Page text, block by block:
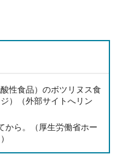
性食品）のボツリヌス食
）（外部サイトへリン
から。（厚生労働省ホー